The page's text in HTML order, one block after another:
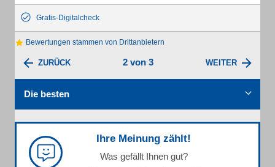
Gratis-Digitalcheck
Bewertungen stammen von Drittanbietern
ZURÜCK 2 von 3 WEITER
Die besten
Ihre Meinung zählt!
Was gefällt Ihnen gut?